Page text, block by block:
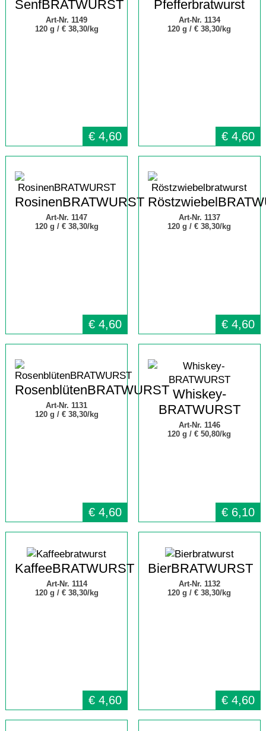
SenfBRATWURST
Art-Nr. 1149
120 g / € 38,30/kg
€ 4,60
Pfefferbratwurst
Art-Nr. 1134
120 g /€ 38,30/kg
€ 4,60
RosinenBRATWURST
Art-Nr. 1147
120 g / € 38,30/kg
€ 4,60
Art-Nr. 1137
120 g /€ 38,30/kg
€ 4,60
RosenblütenBRATWURST
Art-Nr. 1131
120 g / € 38,30/kg
€ 4,60
Whiskey-
BRATWURST
Art-Nr. 1146
120 g /€ 50,80/kg
€ 6,10
KaffeeBRATWURST
Art-Nr. 1114
120 g / € 38,30/kg
€ 4,60
BierBRATWURST
Art-Nr. 1132
120 g /€ 38,30/kg
€ 4,60